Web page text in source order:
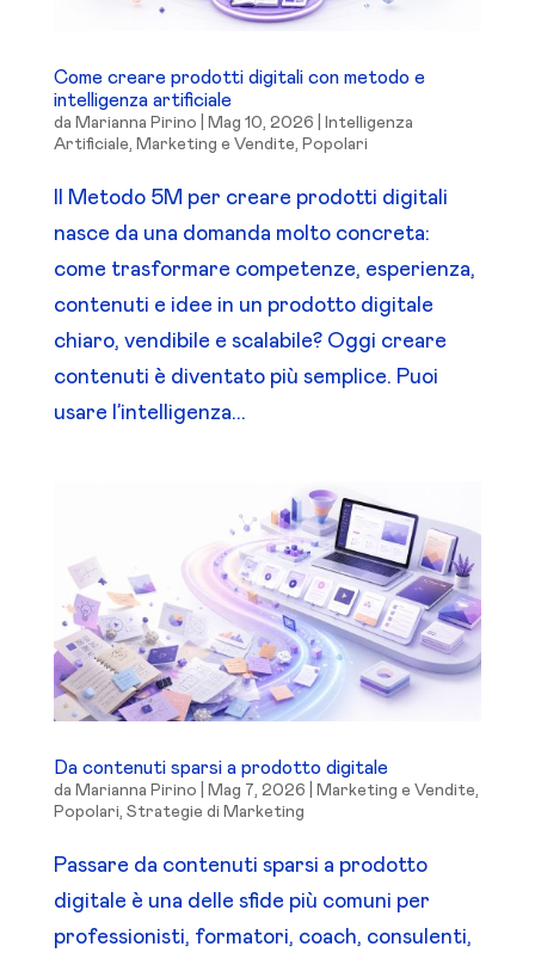
Come creare prodotti digitali con metodo e
intelligenza artificiale
da Marianna Pirino Mag 10, 2026
Intelligenza
Artificiale
Marketing e Vendite Popolari
Il Metodo 5M per creare prodotti digitali
nasce da una domanda molto concreta:
come trasformare competenze, esperienza,
contenuti e idee in un prodotto digitale
chiaro, vendibile e scalabile? Oggi creare
contenuti è diventato più semplice. Puoi
usare l’intelligenza...
Da contenuti sparsi a prodotto digitale
da Marianna Pirino Mag 7, 2026 Marketing e Vendite,
Popolari, Strategie di Marketing
Passare da contenuti sparsi a prodotto
digitale è una delle sfide più comuni per
professionisti, formatori, coach, consulenti,